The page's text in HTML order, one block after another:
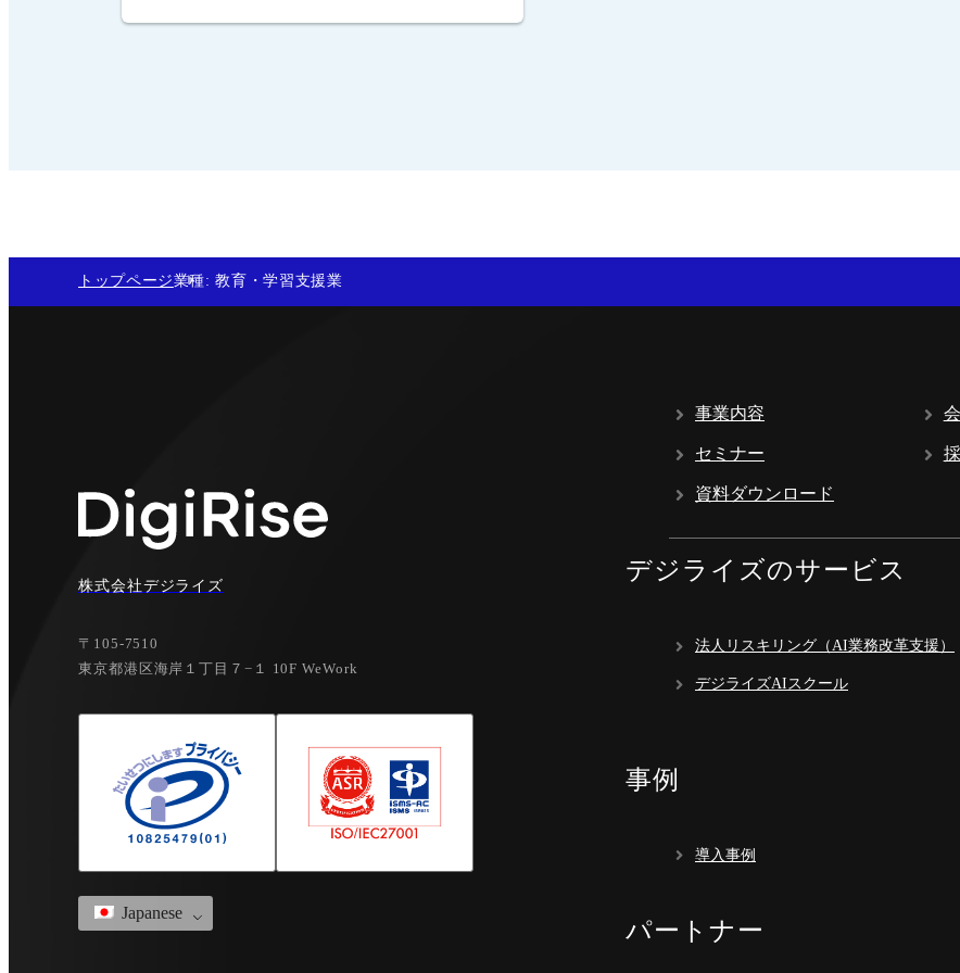
トップページ業種: 教育・学習支援業
株式会社デジライズ
〒105-7510
東京都港区海岸１丁目７−１ 10F WeWork
Japanese
事業内容
セミナー
資料ダウンロード
デジライズのサービス
法人リスキリング（AI業務改革支援）
デジライズAIスクール
事例
導入事例
パートナー